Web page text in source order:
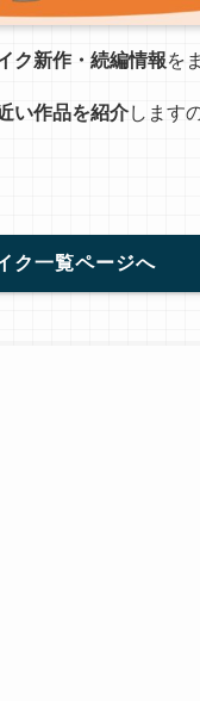
ク新作・続編情報を
い作品を紹介します
ク一覧ページへ